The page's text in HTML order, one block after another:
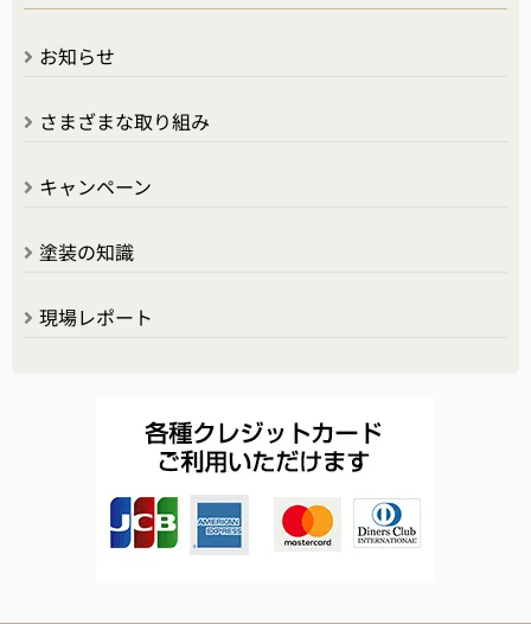
お知らせ
さまざまな取り組み
キャンペーン
塗装の知識
現場レポート